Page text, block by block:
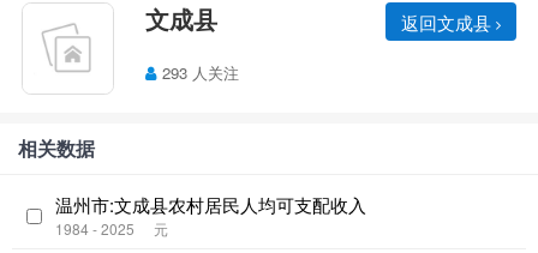
文成县 返回文成县
293 人关注
相关数据
温州市:文成县农村居民人均可支配收入
1984 - 2025 元